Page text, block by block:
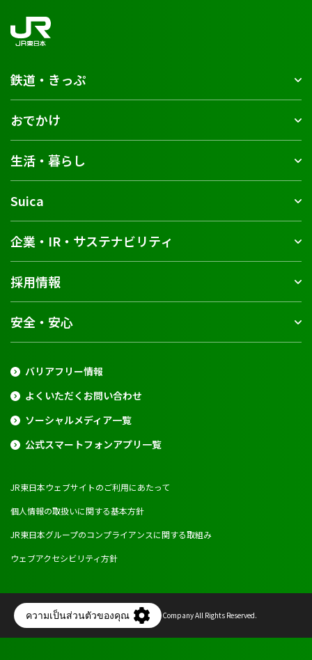
鉄道・きっぷ
おでかけ
生活・暮らし
Suica
企業・IR・サステナビリティ
採用情報
安全・安心
バリアフリー情報
よくいただくお問い合わせ
ソーシャルメディア一覧
公式スマートフォンアプリ一覧
JR東日本ウェブサイトのご利用にあたって
個人情報の取扱いに関する基本方針
JR東日本グループのコンプライアンスに関する取組み
ウェブアクセシビリティ方針
Copyright © East Japan Railway Company All Rights Reserved.